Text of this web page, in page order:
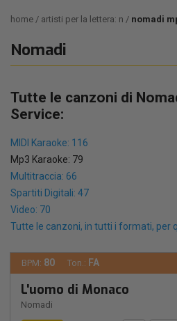
home artisti per la lettera: n nomadi
Nomadi
Tutte le canzoni di
Service:
MIDI Karaoke: 116
Mp3 Karaoke: 79
Multitraccia: 66
Spartiti Digitali: 47
Video: 70
Tutte le canzoni, in tutti i formati, per
BPM: 80 Ton.: FA
L'uomo di Monaco
Nomadi